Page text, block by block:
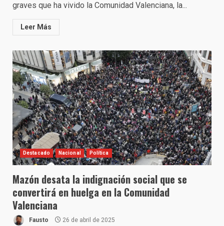
graves que ha vivido la Comunidad Valenciana, la...
Leer Más
Destacado Nacional Política
Mazón desata la indignación social que se
convertirá en huelga en la Comunidad
Valenciana
Fausto 26 de abril de 2025